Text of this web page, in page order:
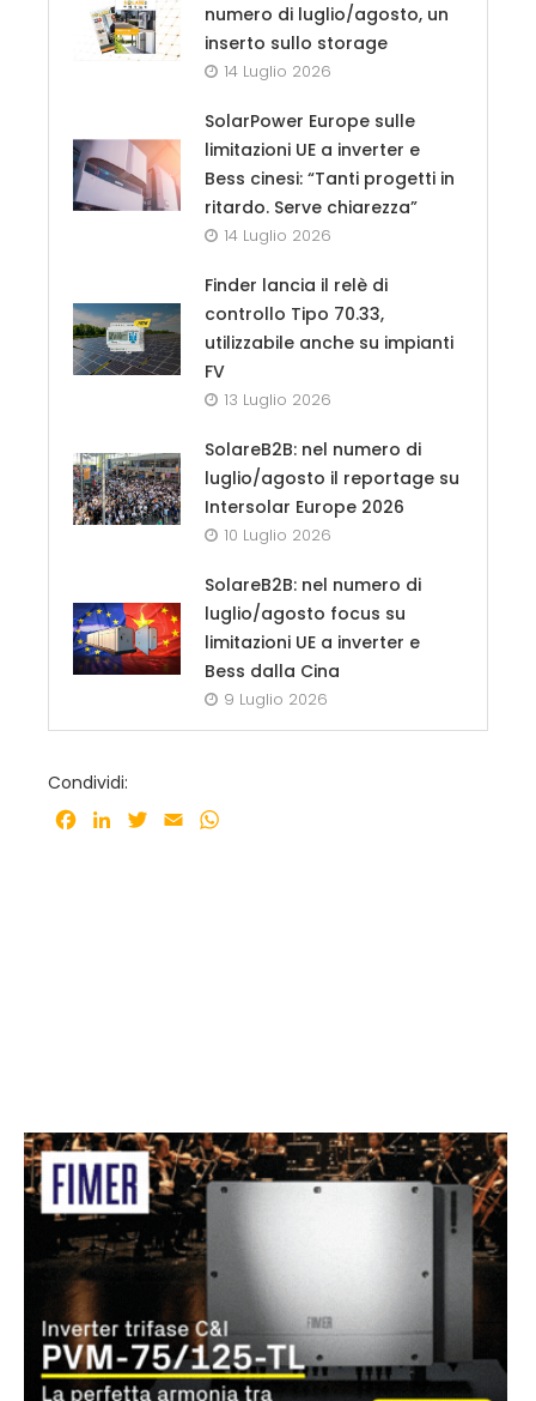
numero di luglio/agosto, un
inserto sullo storage
14 Luglio 2026
SolarPower Europe sulle
limitazioni UE a inverter e
Bess cinesi: “Tanti progetti in
ritardo. Serve chiarezza”
14 Luglio 2026
Finder lancia il relè di
controllo Tipo 70.33,
utilizzabile anche su impianti
FV
13 Luglio 2026
SolareB2B: nel numero di
luglio/agosto il reportage su
Intersolar Europe 2026
10 Luglio 2026
SolareB2B: nel numero di
luglio/agosto focus su
limitazioni UE a inverter e
Bess dalla Cina
9 Luglio 2026
Condividi:
Facebook
LinkedInTwitter
Email